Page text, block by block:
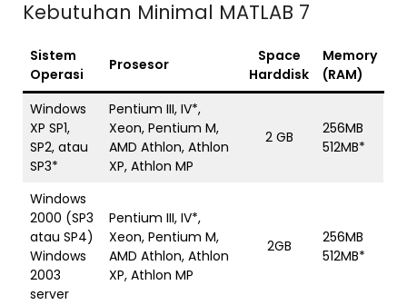
Kebutuhan Minimal MATLAB 7
Sistem
Operasi
Prosesor
Space
Harddisk
Memory
(RAM)
Windows
XP SP1,
SP2, atau
SP3*
Pentium III, IV*,
Xeon, Pentium M,
AMD Athlon, Athlon
XP, Athlon MP
2 GB
256MB
512MB*
Windows
2000 (SP3
atau SP4)
Windows
2003
server
Pentium III, IV*,
Xeon, Pentium M,
AMD Athlon, Athlon
XP, Athlon MP
2GB
256MB
512MB*